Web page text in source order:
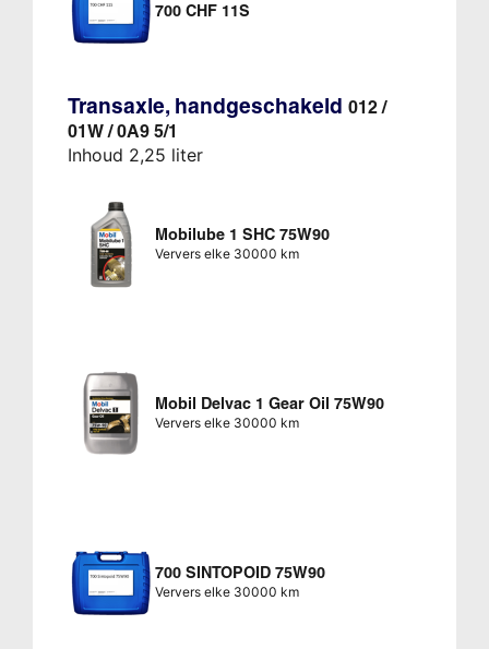
700 CHF 11S
Transaxle, handgeschakeld 012 /
01W / 0A9 5/1
Inhoud 2,25 liter
Mobilube 1 SHC 75W90
Ververs elke 30000 km
Mobil Delvac 1 Gear Oil 75W90
Ververs elke 30000 km
700 SINTOPOID 75W90
Ververs elke 30000 km